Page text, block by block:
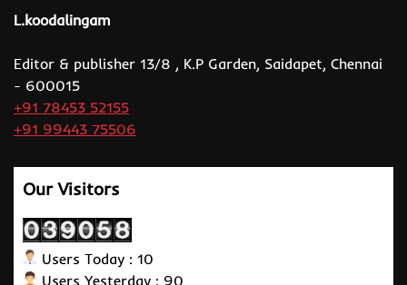
L.koodalingam
Editor & publisher 13/8 , K.P Garden, Saidapet, Chennai
- 600015
+91 78453 52155
+91 99443 75506
Our Visitors
Users Today : 10
Users Yesterday : 90